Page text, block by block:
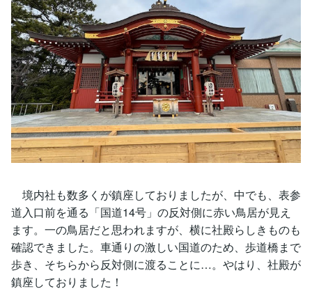
境内社も数多くが鎮座しておりましたが、中でも、表参
道入口前を通る「国道14号」の反対側に赤い鳥居が見え
ます。一の鳥居だと思われますが、横に社殿らしきものも
確認できました。車通りの激しい国道のため、歩道橋まで
歩き、そちらから反対側に渡ることに…。やはり、社殿が
鎮座しておりました！